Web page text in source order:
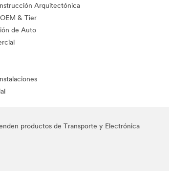
Arquitectónica
& Tier
de Auto
productos de Transporte y Electrónica